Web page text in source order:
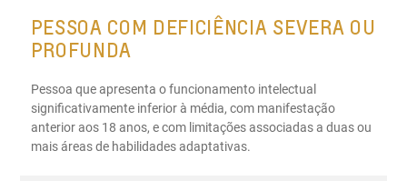
PESSOA COM DEFICIÊNCIA SEVERA OU
PROFUNDA
Pessoa que apresenta o funcionamento intelectual
significativamente inferior à média, com manifestação
anterior aos 18 anos, e com limitações associadas a duas ou
mais áreas de habilidades adaptativas.